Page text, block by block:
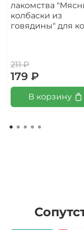
лакомства
колбаски из
говядины" для
211 ₽
179 ₽
В корзину